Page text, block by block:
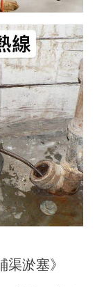
渠淤塞》